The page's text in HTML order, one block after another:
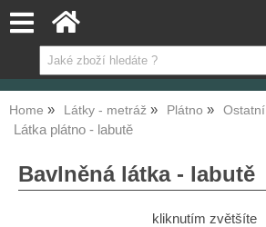
Home Látky - metráž Plátno Ostatní
Látka plátno - labutě
Bavlněná látka - labutě
kliknutím zvětšíte